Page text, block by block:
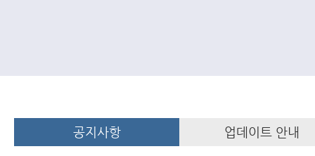
공지사항 업데이트 안내